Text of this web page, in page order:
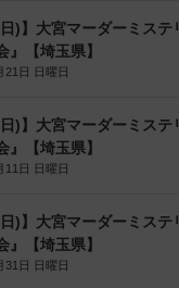
日)】大宮マーダーミス
』【埼玉県】
21日 日曜日
日)】大宮マーダーミス
』【埼玉県】
11日 日曜日
日)】大宮マーダーミス
』【埼玉県】
31日 日曜日